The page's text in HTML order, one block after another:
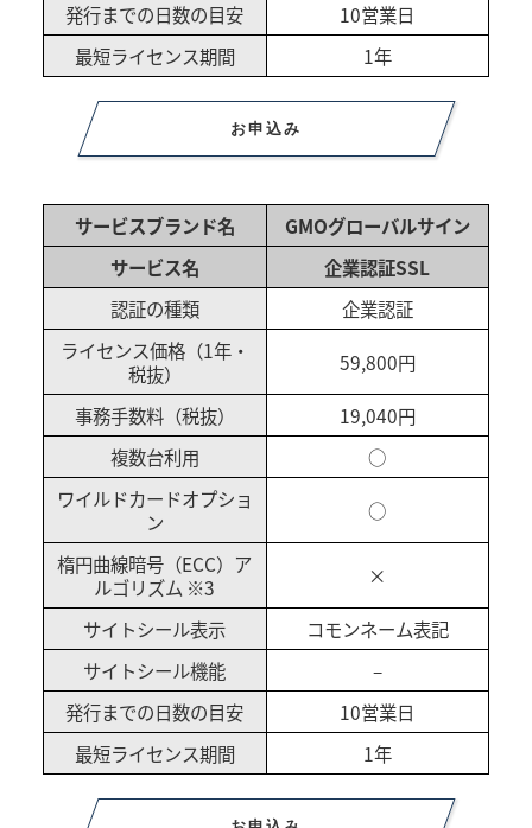
発行までの日数の目安
10営業日
最短ライセンス期間
1年
お申込み
サービスブランド名
GMOグローバルサイン
サービス名
企業認証SSL
認証の種類
企業認証
ライセンス価格（1年・
税抜）
59,800円
事務手数料（税抜）
19,040円
複数台利用
○
ワイルドカードオプショ
ン
○
楕円曲線暗号（ECC）ア
ルゴリズム ※3
×
サイトシール表示
コモンネーム表記
サイトシール機能
–
発行までの日数の目安
10営業日
最短ライセンス期間
1年